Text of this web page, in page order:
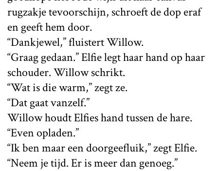
rugzakje tevoorschijn, schroeft de dop eraf
en geeft hem door.
“Dankjewel,” fluistert Willow.
“Graag gedaan.” Elfie legt haar hand op haar
schouder. Willow schrikt.
“Wat is die warm,” zegt ze.
“Dat gaat vanzelf.”
Willow houdt Elfies hand tussen de hare.
“Even opladen.”
“Ik ben maar een doorgeefluik,” zegt Elfie.
“Neem je tijd. Er is meer dan genoeg.”